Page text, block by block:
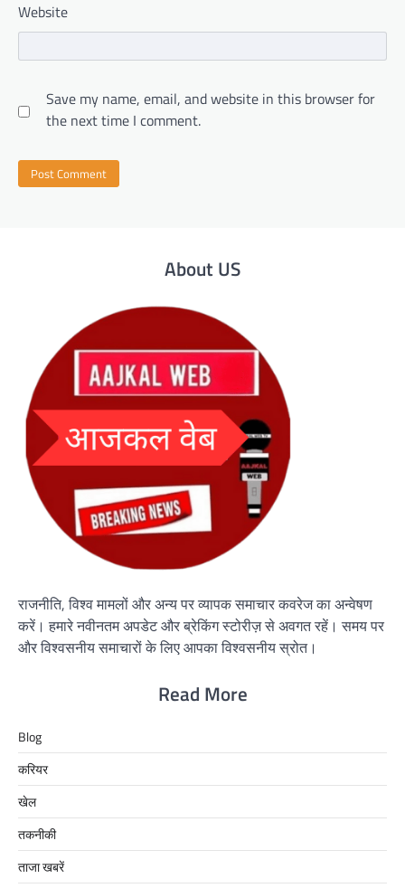
Website
Save my name, email, and website in this browser for
the next time I comment.
About US
राजनीति, विश्व मामलों और अन्य पर व्यापक समाचार कवरेज का अन्वेषण
करें। हमारे नवीनतम अपडेट और ब्रेकिंग स्टोरीज़ से अवगत रहें। समय पर
और विश्वसनीय समाचारों के लिए आपका विश्वसनीय स्रोत।
Read More
Blog
करियर
खेल
तकनीकी
ताजा खबरें